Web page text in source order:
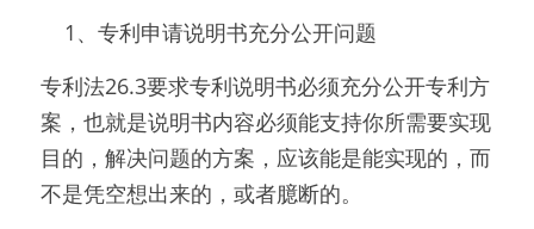
    1、专利申请说明书充分公开问题
专利法26.3要求专利说明书必须充分公开专利方
案，也就是说明书内容必须能支持你所需要实现
目的，解决问题的方案，应该能是能实现的，而
不是凭空想出来的，或者臆断的。